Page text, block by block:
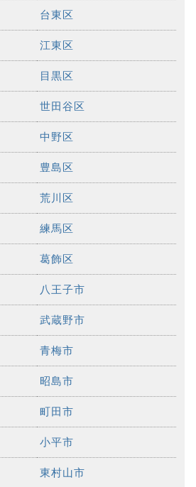
台東区
江東区
目黒区
世田谷区
中野区
豊島区
荒川区
練馬区
葛飾区
八王子市
武蔵野市
青梅市
昭島市
町田市
小平市
東村山市